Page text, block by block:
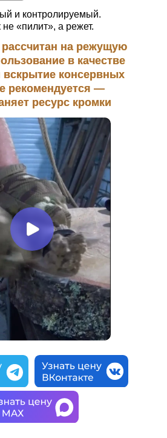
и контролируемый.
не «пилит», а режет.
на режущую
в качестве
вскрытие консервных
рекомендуется —
ресурс кромки